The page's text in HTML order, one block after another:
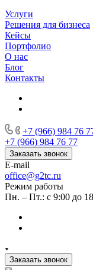
Услуги
Решения для бизнеса
Кейсы
Портфолио
О нас
Блог
Контакты
+7 (966) 984 76
+7 (966) 984 76 77
Заказать звонок
E-mail
office@g2tc.ru
Режим работы
Пн. – Пт.: с 9:00 до
Заказать звонок